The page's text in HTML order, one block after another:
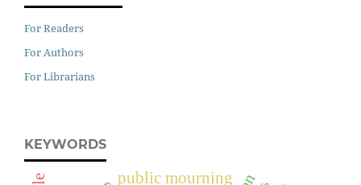
For Readers
For Authors
For Librarians
KEYWORDS
public mourning